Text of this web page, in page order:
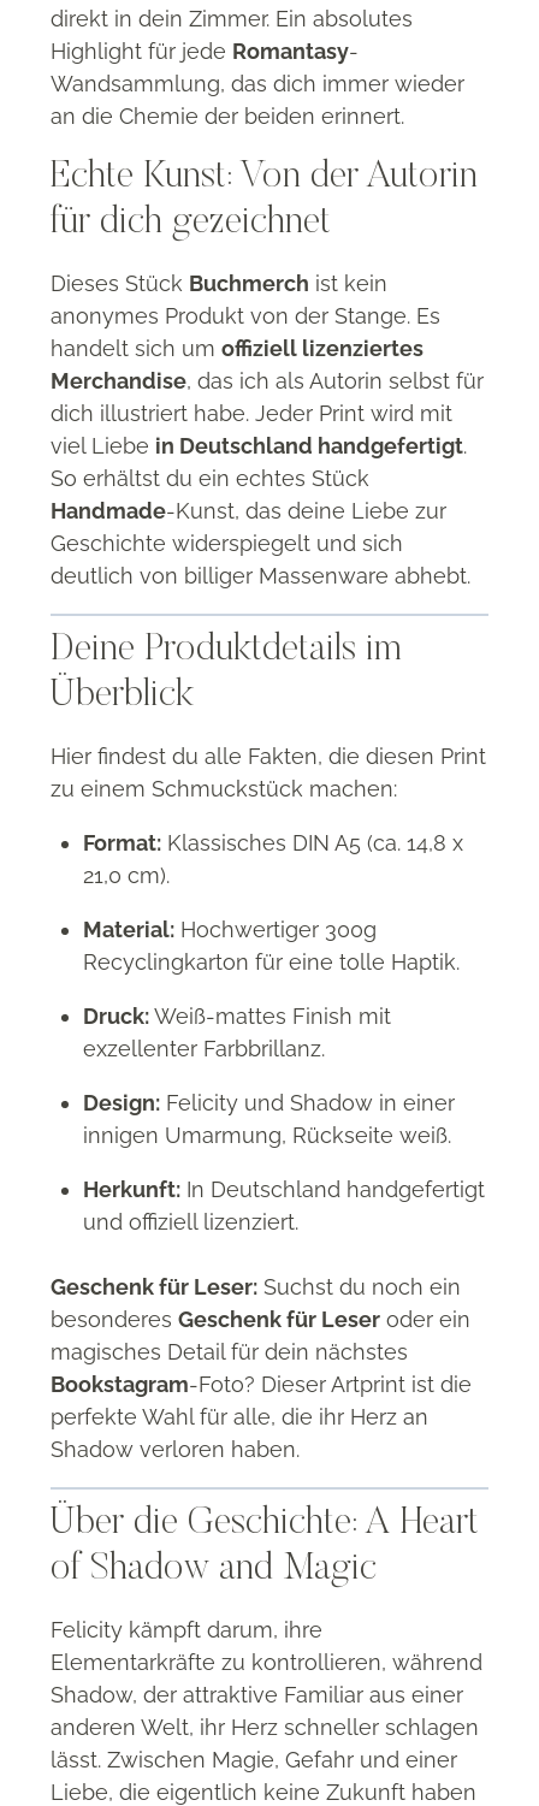
direkt in dein Zimmer. Ein absolutes
Highlight für jede Romantasy-
Wandsammlung, das dich immer wieder
an die Chemie der beiden erinnert.
Echte Kunst: Von der Autorin
für dich gezeichnet
Dieses Stück Buchmerch ist kein
anonymes Produkt von der Stange. Es
handelt sich um offiziell lizenziertes
Merchandise, das ich als Autorin selbst für
dich illustriert habe. Jeder Print wird mit
viel Liebe in Deutschland handgefertigt.
So erhältst du ein echtes Stück
Handmade-Kunst, das deine Liebe zur
Geschichte widerspiegelt und sich
deutlich von billiger Massenware abhebt.
Deine Produktdetails im
Überblick
Hier findest du alle Fakten, die diesen Print
zu einem Schmuckstück machen:
Format: Klassisches DIN A5 (ca. 14,8 x
21,0 cm).
Material: Hochwertiger 300g
Recyclingkarton für eine tolle Haptik.
Druck:Weiß-mattes Finish mit
exzellenter Farbbrillanz.
Design: Felicity und Shadow in einer
innigen Umarmung, Rückseite weiß.
Herkunft: In Deutschland handgefertigt
und offiziell lizenziert.
Geschenk für Leser: Suchst du noch ein
besonderes Geschenk für Leser oder ein
magisches Detail für dein nächstes
Bookstagram-Foto? Dieser Artprint ist die
perfekte Wahl für alle, die ihr Herz an
Shadow verloren haben.
Über die Geschichte: A Heart
of Shadow and Magic
Felicity kämpft darum, ihre
Elementarkräfte zu kontrollieren, während
Shadow, der attraktive Familiar aus einer
anderen Welt, ihr Herz schneller schlagen
lässt. Zwischen Magie, Gefahr und einer
Liebe, die eigentlich keine Zukunft haben